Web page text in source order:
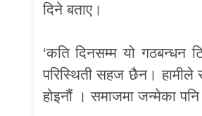
दिने बताए।
‘कति दिनसम्म यो गठबन्धन
परिस्थिती सहज छैन। हामीले
होइनौं । समाजमा जन्मेका